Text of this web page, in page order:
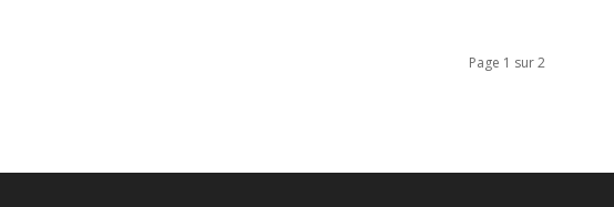
Page 1 sur 2